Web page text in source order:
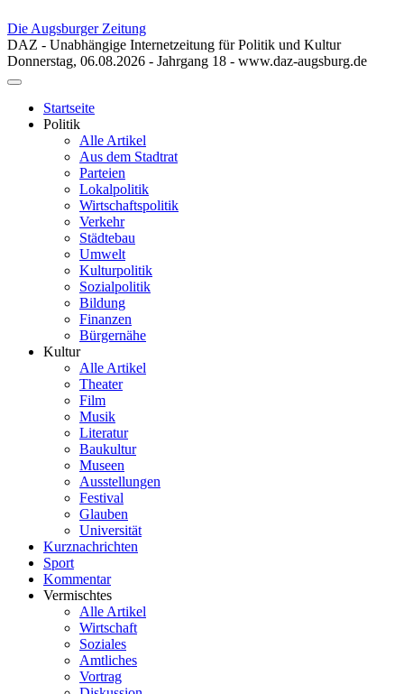
Die Augsburger Zeitung
DAZ - Unabhängige Internetzeitung für Politik und Kultur
Donnerstag, 06.08.2026 - Jahrgang 18 - www.daz-augsburg.de
Toggle
navigationStartseite
Politik
Alle Artikel
Aus dem Stadtrat
Parteien
Lokalpolitik
Wirtschaftspolitik
Verkehr
Städtebau
Umwelt
Kulturpolitik
Sozialpolitik
Bildung
Finanzen
Bürgernähe
Kultur
Alle Artikel
Theater
Film
Musik
Literatur
Baukultur
Museen
Ausstellungen
Festival
Glauben
Universität
Kurznachrichten
Sport
Kommentar
Vermischtes
Alle Artikel
Wirtschaft
Soziales
Amtliches
Vortrag